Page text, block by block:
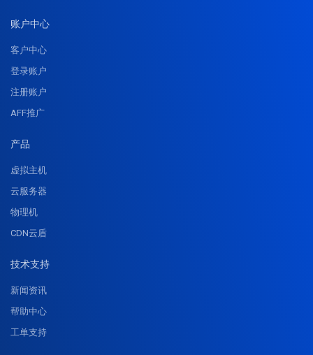
账户中心
客户中心
登录账户
注册账户
AFF推广
产品
虚拟主机
云服务器
物理机
CDN云盾
技术支持
新闻资讯
帮助中心
工单支持